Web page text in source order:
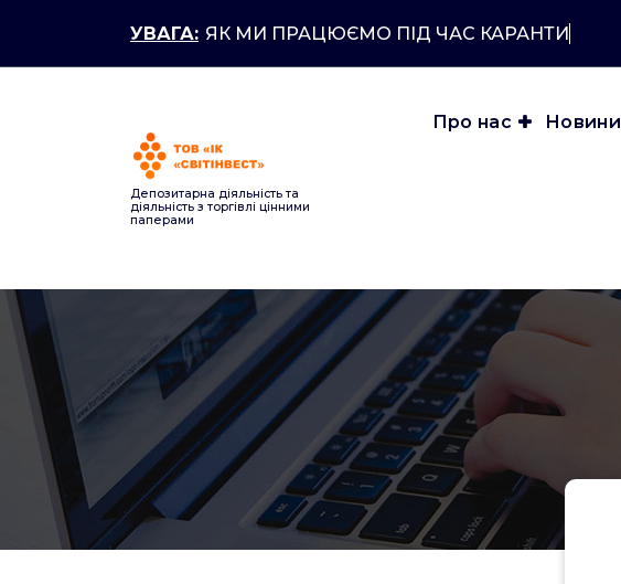
контенту
УВАГА: ЯК МИ ПРАЦЮЄМО ПІД ЧАС КАРАНТИНУ?
Депозитарна діяльність та
діяльність з торгівлі цінними
паперами
Про нас Новини